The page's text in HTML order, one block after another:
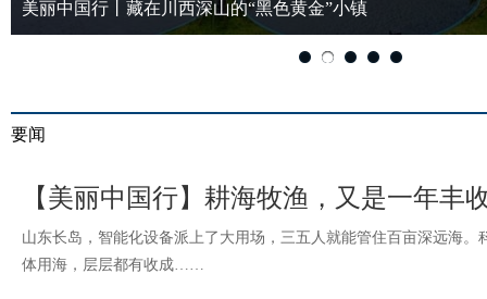
美丽中国行丨藏在川西深山的“黑色黄金”小镇
要闻
【美丽中国行】耕海牧渔，又是一年丰
山东长岛，智能化设备派上了大用场，三五人就能管住百亩深远海
体用海，层层都有收成……